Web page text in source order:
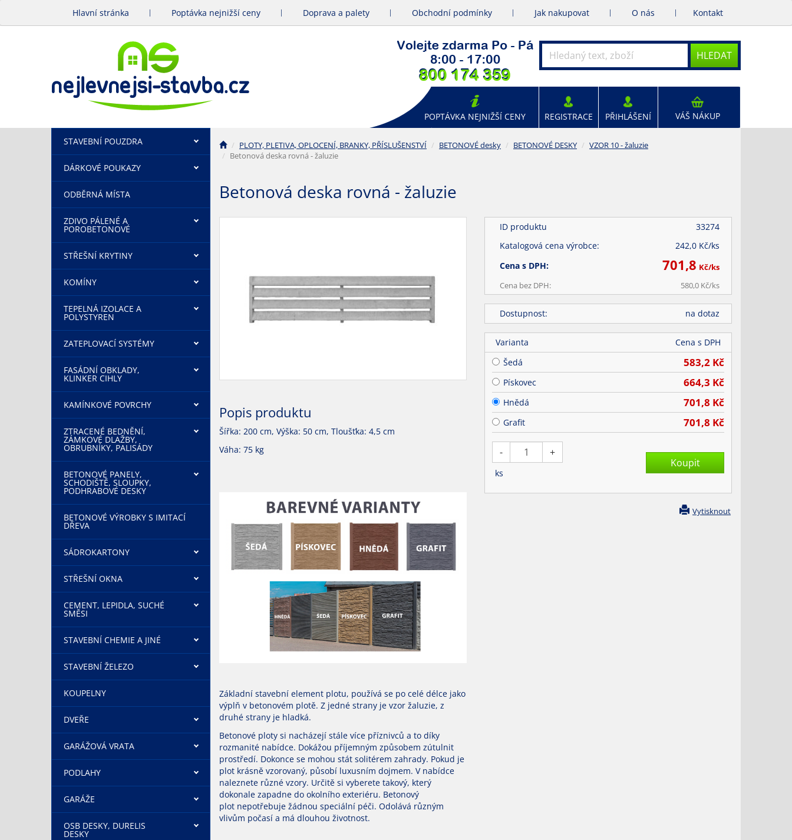
Hlavní stránka Poptávka nejnižší ceny Doprava a palety Obchodní podmínky Jak nakupovat O nás Kontakt
HLEDAT
POPTÁVKA NEJNIŽŠÍ CENY REGISTRACE PŘIHLÁŠENÍ VÁŠ NÁKUP
PLOTY, PLETIVA, OPLOCENÍ, BRANKY, PŘÍSLUŠENSTVÍ BETONOVÉ desky BETONOVÉ DESKY
VZOR 10 - žaluzie
Betonová deska rovná - žaluzie
Betonová deska rovná - žaluzie
Popis produktu
Šířka: 200 cm, Výška: 50 cm, Tloušťka: 4,5 cm
Váha: 75 kg
Základní stavební element plotu, používá se po celé délce jako
výplň v betonovém plotě. Z jedné strany je vzor žaluzie, z
druhé strany je hladká.
Betonové ploty si nacházejí stále více příznivců a to díky
rozmanité nabídce. Dokážou příjemným způsobem zútulnit
prostředí. Dokonce se mohou stát solitérem zahrady. Pokud je
plot krásně vzorovaný, působí luxusním dojmem. V nabídce
naleznete různé vzory. Určitě si vyberete takový, který
dokonale zapadne do okolního exteriéru. Betonový
plot nepotřebuje žádnou speciální péči. Odolává různým
vlivům počasí a má dlouhou životnost.
ID produktu
33274
Katalogová cena výrobce:
242,0 Kč/ks
Cena s DPH:
701,8 Kč/ks
Cena bez DPH: 580,0 Kč/ks
Dostupnost: na dotaz
Varianta
Cena s DPH
Šedá
583,2 Kč
Pískovec 664,3 Kč
Hnědá 701,8 Kč
Grafit 701,8 Kč
- +
ks
Vytisknout
STAVEBNÍ POUZDRA
DÁRKOVÉ POUKAZY
ODBĚRNÁ MÍSTA
ZDIVO PÁLENÉ A
POROBETONOVÉ
STŘEŠNÍ KRYTINY
KOMÍNY
TEPELNÁ IZOLACE A
POLYSTYREN
ZATEPLOVACÍ SYSTÉMY
FASÁDNÍ OBKLADY,
KLINKER CIHLY
KAMÍNKOVÉ POVRCHY
ZTRACENÉ BEDNĚNÍ,
ZÁMKOVÉ DLAŽBY,
OBRUBNÍKY, PALISÁDY
BETONOVÉ PANELY,
SCHODIŠTĚ, SLOUPKY,
PODHRABOVÉ DESKY
BETONOVÉ VÝROBKY S IMITACÍ
DŘEVA
SÁDROKARTONY
STŘEŠNÍ OKNA
CEMENT, LEPIDLA, SUCHÉ
SMĚSI
STAVEBNÍ CHEMIE A JINÉ
STAVEBNÍ ŽELEZO
KOUPELNY
DVEŘE
GARÁŽOVÁ VRATA
PODLAHY
GARÁŽE
OSB DESKY, DURELIS
DESKY